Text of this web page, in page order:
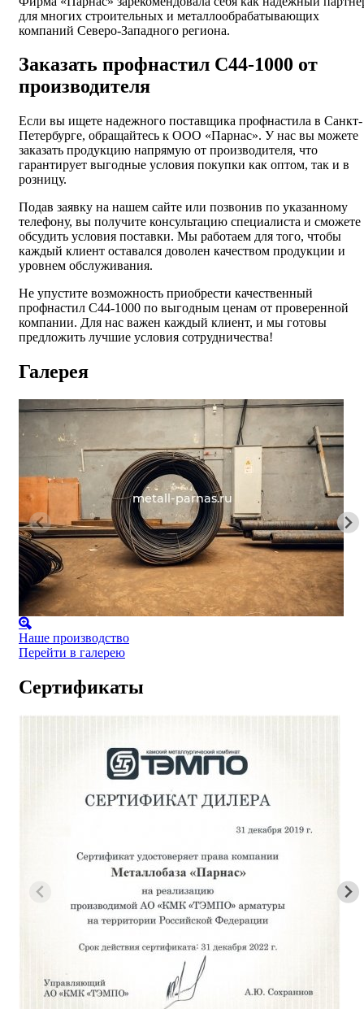
для многих строительных и металлообрабатывающих
компаний Северо-Западного региона.
Заказать профнастил С44-1000 от
производителя
Если вы ищете надежного поставщика профнастила в Санкт-
Петербурге, обращайтесь к ООО «Парнас». У нас вы можете
заказать продукцию напрямую от производителя, что
гарантирует выгодные условия покупки как оптом, так и в
розницу.
Подав заявку на нашем сайте или позвонив по указанному
телефону, вы получите консультацию специалиста и сможете
обсудить условия поставки. Мы работаем для того, чтобы
каждый клиент оставался доволен качеством продукции и
уровнем обслуживания.
Не упустите возможность приобрести качественный
профнастил С44-1000 по выгодным ценам от проверенной
компании. Для нас важен каждый клиент, и мы готовы
предложить лучшие условия сотрудничества!
Галерея
Наше производство
Перейти в галерею
Сертификаты